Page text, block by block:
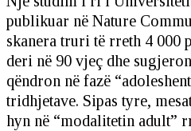
publikuar në Nature
skanera truri të rreth 4 000
deri në 90 vjeç dhe
qëndron në fazë
tridhjetave. Sipas tyre,
hyn në “modalitetin adult”